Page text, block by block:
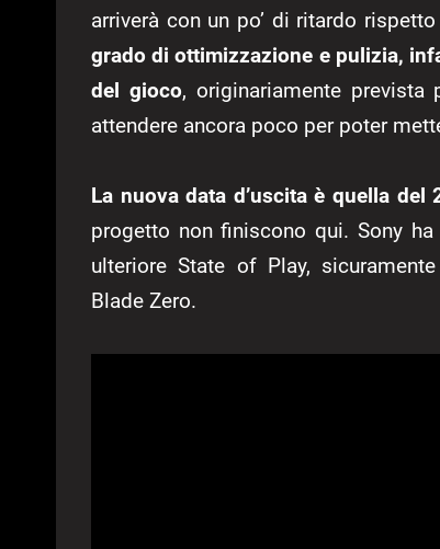
arriverà con un po’ di ritardo
grado di ottimizzazione e pulizia,
del gioco, originariamente prevista
attendere ancora poco per poter
La nuova data d’uscita è quella del
progetto non finiscono qui. Sony
ulteriore State of Play,
Blade Zero.